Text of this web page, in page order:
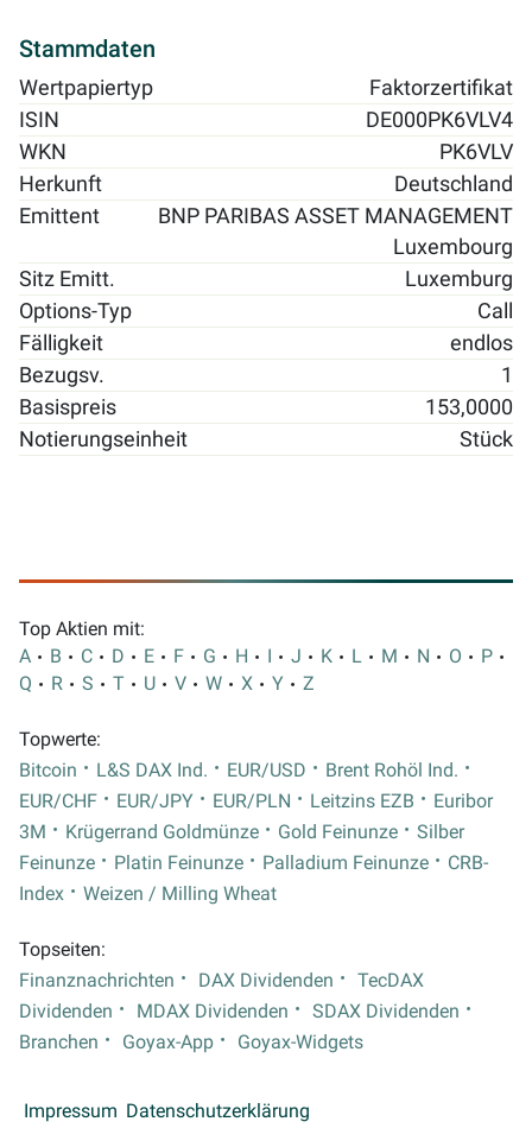
Stammdaten
Wertpapiertyp
Faktorzertifikat
ISIN
DE000PK6VLV4
WKN
PK6VLV
Herkunft
Deutschland
Emittent
BNP PARIBAS ASSET MANAGEMENT
Luxembourg
Sitz Emitt.
Luxemburg
Options-Typ
Call
Fälligkeit
endlos
Bezugsv.
1
Basispreis
153,0000
Notierungseinheit
Stück
Top Aktien mit:
A
B C D E F G H I J K L M N O
P
Q
R S T U V W X Y Z
Topwerte:
Bitcoin
L&S DAX Ind. EUR/USD
Brent Rohöl Ind.
EUR/CHF
EUR/JPY EUR/PLN Leitzins EZB
Euribor
3M
Krügerrand Goldmünze Gold Feinunze
Silber
Feinunze
Platin Feinunze Palladium Feinunze
CRB-
Index
Weizen / Milling Wheat
Topseiten:
Finanznachrichten
DAX Dividenden
TecDAX
Dividenden
MDAX Dividenden
SDAX Dividenden
Branchen
Goyax-App Goyax-Widgets
Impressum Datenschutzerklärung